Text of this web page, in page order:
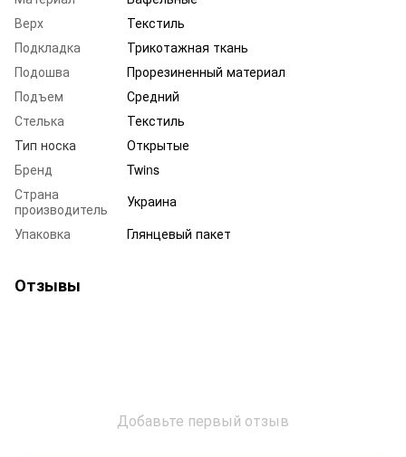
Верх
Текстиль
Подкладка
Трикотажная ткань
Подошва
Прорезиненный материал
Подъем
Средний
Стелька
Текстиль
Тип носка
Открытые
Бренд
Twins
Страна
производитель
Украина
Упаковка
Глянцевый пакет
Отзывы
Добавьте первый отзыв